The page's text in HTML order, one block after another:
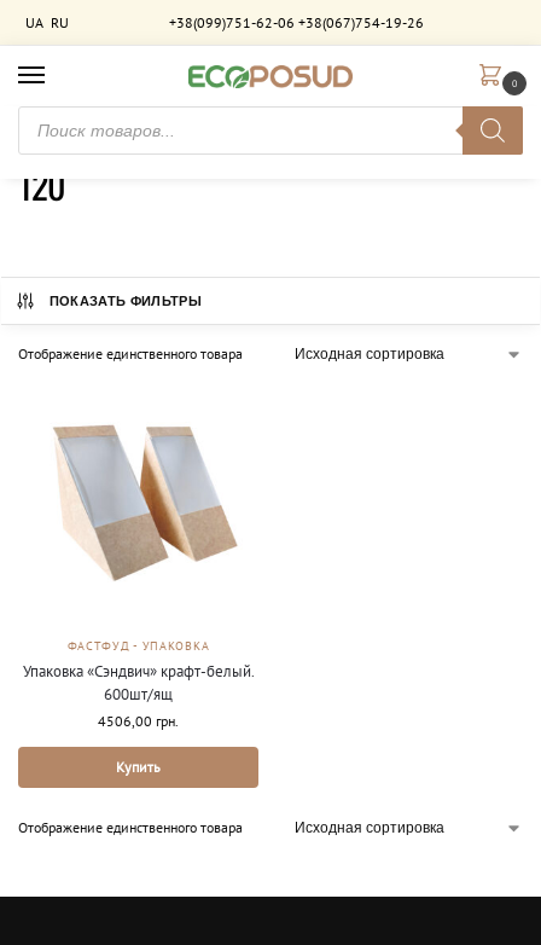
UA RU +38(099)751-62-06 +38(067)754-19-26
0
Главная / Товар Висота (мм)
120
ПОКАЗАТЬ ФИЛЬТРЫ
Отображение единственного товара
ФАСТФУД - УПАКОВКА
Упаковка «Сэндвич» крафт-белый.
600шт/ящ
4506,00 грн.
Купить
Отображение единственного товара